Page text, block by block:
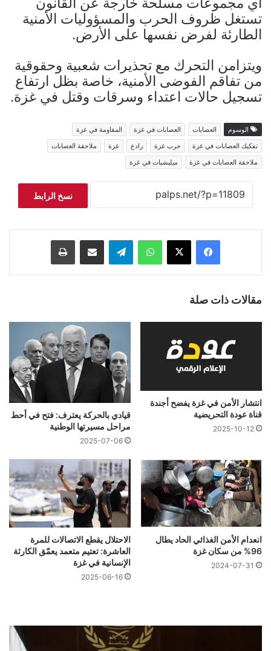
تستغل ظروف الحرب والمسؤوليات الأمنية
الطارئة لفرض نفسها على الأرض.
ويتزامن التحرك مع تحذيرات شعبية وحقوقية
من تفاقم الفوضى الأمنية، خاصة بظل ارتفاع
تسجيل حالات اعتداء وسرقات وقتل في غزة.
الوسوم العصابات العصابات في غزة
المقاومة في غزة
تفكيك العصابات في غزة
حرب غزة رادع غزة
ملاحقة العصابات
ملاحقة العصابات في غزة
ميليشيات في غزة
نسخ الرابط
فيسبوك ‫X واتساب تيلقرام مشاركة عبر البريد طباعة
مقالات ذات صلة
انتشار الأمن في غزة يفضح أجندة
قناة عودة التحريضية
2025-10-12
قيادي بالحركة يعترف: فتح في أحط
مراحل مسيرتها الوطنية
2025-07-06
انعدام الأمن الغذائي الحاد يطال
96% من سكان غزة
2024-07-31
الاحتلال يقطع الاتصالات للمرة
العاشرة: تعتيم متعمد يعمّق الكارثة
الإنسانية في غزة
2025-06-16